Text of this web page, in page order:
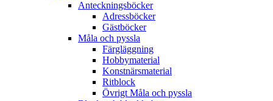
Anteckningsböcker
Adressböcker
Gästböcker
Måla och pyssla
Färgläggning
Hobbymaterial
Konstnärsmaterial
Ritblock
Övrigt Måla och pyssla